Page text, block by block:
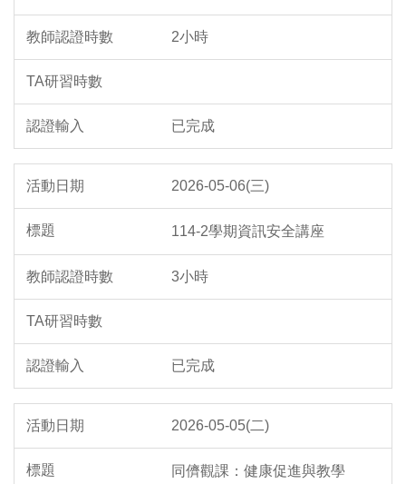
2小時
已完成
2026-05-06(三)
114-2學期資訊安全講座
3小時
已完成
2026-05-05(二)
同儕觀課：健康促進與教學